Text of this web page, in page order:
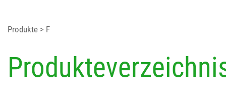
Produkte > F